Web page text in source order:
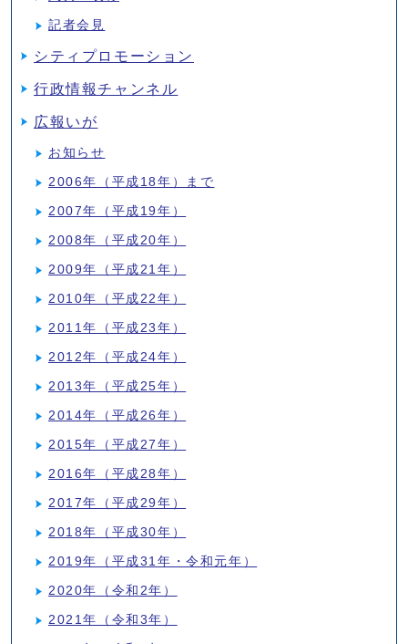
記者会見
シティプロモーション
行政情報チャンネル
広報いが
お知らせ
2006年（平成18年）まで
2007年（平成19年）
2008年（平成20年）
2009年（平成21年）
2010年（平成22年）
2011年（平成23年）
2012年（平成24年）
2013年（平成25年）
2014年（平成26年）
2015年（平成27年）
2016年（平成28年）
2017年（平成29年）
2018年（平成30年）
2019年（平成31年・令和元年）
2020年（令和2年）
2021年（令和3年）